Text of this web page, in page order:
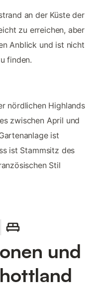
an der Küste der
zu erreichen, aber
Anblick und ist nicht
finden.
nördlichen Highlands
zwischen April und
ist
ist Stammsitz des
Stil
und